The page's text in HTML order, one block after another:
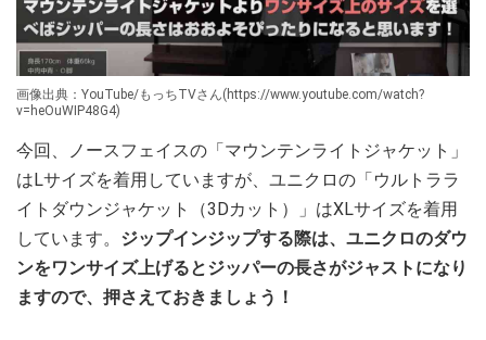
画像出典：YouTube/もっちTVさん(https://www.youtube.com/watch?
v=heOuWIP48G4)
今回、ノースフェイスの「マウンテンライトジャケット」
はLサイズを着用していますが、ユニクロの「ウルトララ
イトダウンジャケット（3Dカット）」はXLサイズを着用
しています。 ジップインジップする際は、ユニクロのダウ
ンをワンサイズ上げるとジッパーの長さがジャストになり
ますので、押さえておきましょう！